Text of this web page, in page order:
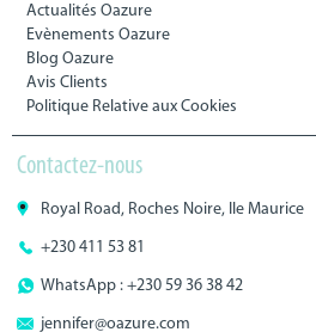
Actualités Oazure
Evènements Oazure
Blog Oazure
Avis Clients
Politique Relative aux Cookies
Contactez-nous
Royal Road, Roches Noire, Ile Maurice
+230 411 53 81
WhatsApp : +230 59 36 38 42
jennifer@oazure.com